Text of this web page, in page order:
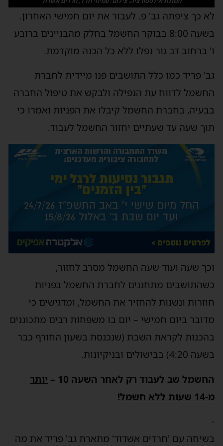
לא כך ציפתה גב' פ. לעבור את יום חמישי האחרון.
בשעה 8:00 בבוקר החשמל בחלק מהבניינים ברובע
ו' ברחוב דב גור נפלו ללא כל הכנה מוקדמת.
גב' פריד כמו כלל התושבים פנו מיידית לחברת
החשמל לדווח עת הנפילה ולבקש את טיפול החברה
בבעיה, בחברת החשמל קיבלו את הפניות ואמרו כי
תוך שעה עד שעתיים יחזור החשמל לעבוד.
וכך שעה ועוד שעה החשמל מסרב לחזור,
כשהתושבים מתחננים לחברת החשמל בפניות
חוזרות ונשנות להחזיר את החשמל, ומדגישים כי
מדובר ביום חמישי – יום בו משפחות רבים מתכוננים
בהכנות לקראת השבת (שנכנסת בשעון החורף כבר
בשעה 4:20) בבישולים ובניקיונות.
החשמל שב לעבוד רק לאחר השעה 10 –
יותר
מ-14 שעות ללא חשמל!
-
בשיחה עם 'חרדים אשדוד' מתארת גב' פריד את מה